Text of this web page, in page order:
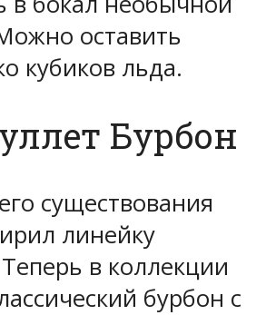
оставить
кубиков льда.
Бурбон
существования
линейку
в коллекции
бурбон с